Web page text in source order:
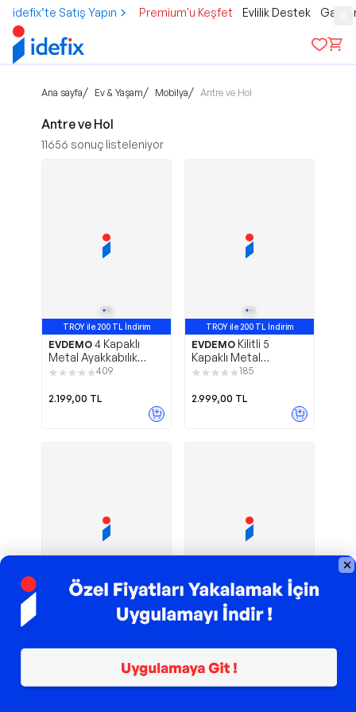
idefix’te Satış Yapın Premium'u Keşfet Evlilik Destek
Ana sayfa/ Ev & Yaşam/ Mobilya/ Antre ve Hol
Antre ve Hol
11656 sonuç listeleniyor
TROY ile 200 TL İndirim
EVDEMO 4 Kapaklı
Metal Ayakkabılık
Antrasit 409
2.199,00 TL
TROY ile 200 TL İndirim
EVDEMO Kilitli 5
Kapaklı Metal
Ayakkabılık Antrasit
185
2.999,00 TL
TROY ile 200 TL İndirim
3 Kapaklı
TROY ile 200 TL İndirim
EVDEMO